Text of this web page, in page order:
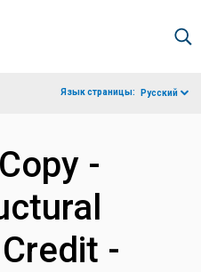
Язык страницы: Русский
-
-